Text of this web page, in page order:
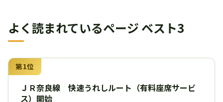
よく読まれているページ ベスト3
第1位
ＪＲ奈良線 快速うれしルート（有料座席サービ
ス）開始